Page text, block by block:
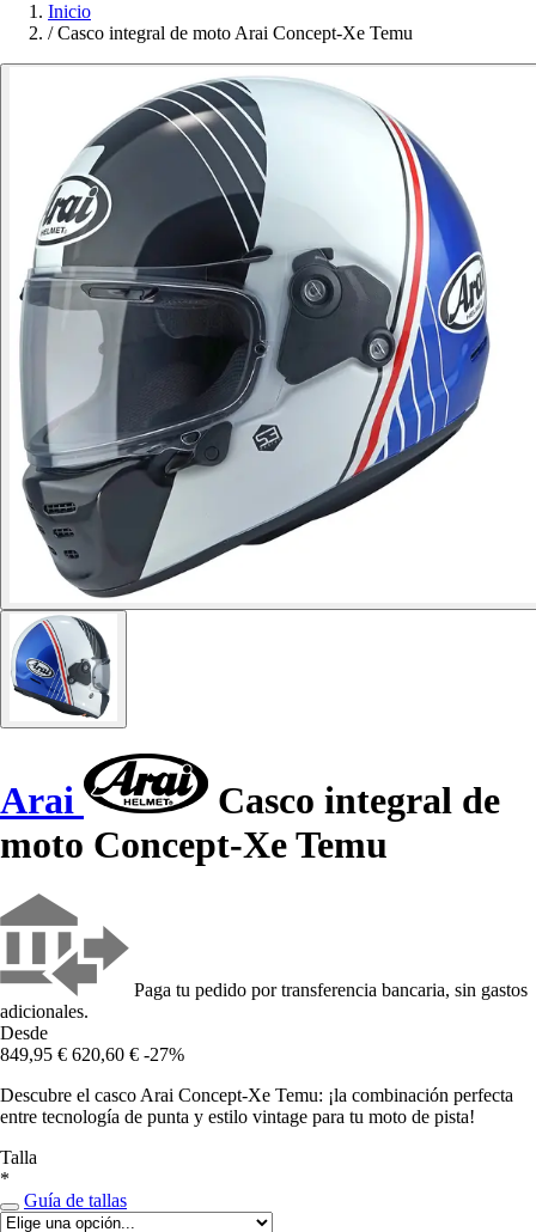
Inicio
/ Casco integral de moto Arai Concept-Xe Temu
Arai
Casco integral de
moto Concept-Xe Temu
Paga tu pedido por transferencia bancaria, sin gastos
adicionales.
Desde
849,95 € 620,60 € -27%
Descubre el casco Arai Concept-Xe Temu: ¡la combinación perfecta
entre tecnología de punta y estilo vintage para tu moto de pista!
Talla
*
Guía de tallas